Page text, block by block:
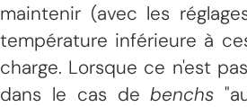
maintenir (avec les
température inférieure à
charge. Lorsque ce n'est
dans le cas debenchs